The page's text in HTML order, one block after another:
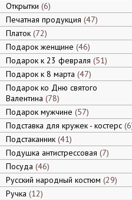
Открытки 6
Печатная продукция 47
Платок 72
Подарок женщине 46
Подарок к 23 февраля 51
Подарок к 8 марта 47
Подарок ко Дню святого
Валентина 78
Подарок мужчине 57
Подставка для кружек - костерс 6
Подстаканник 41
Подушка антистрессовая 7
Посуда 46
Русский народный костюм 29
Ручка 12